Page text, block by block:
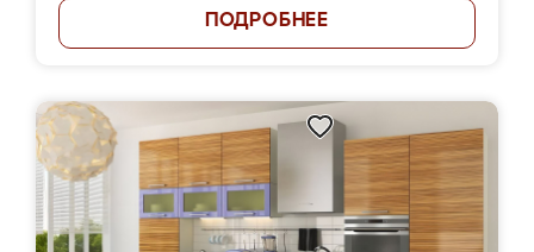
ПОДРОБНЕЕ